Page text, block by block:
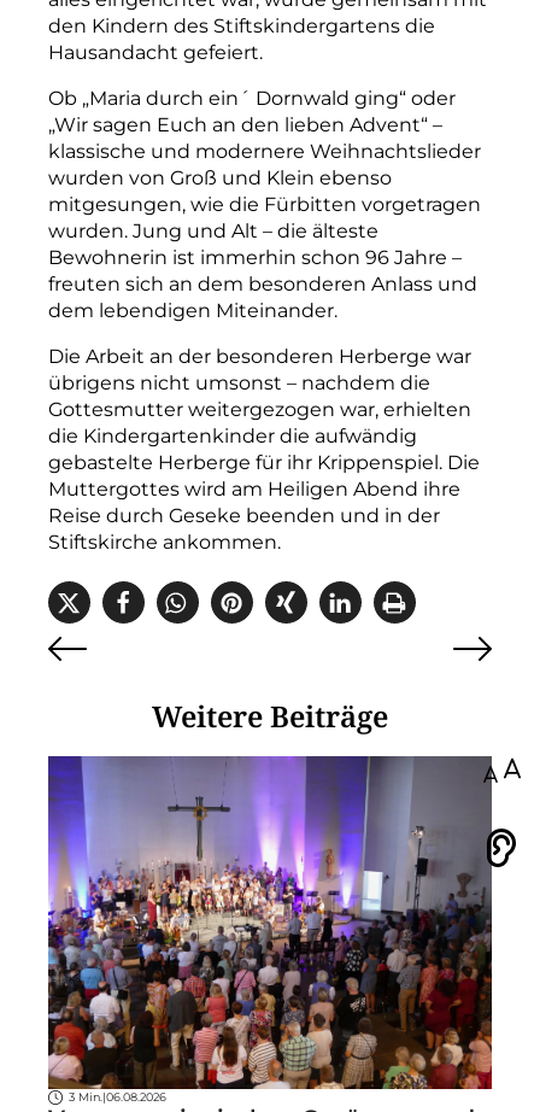
den Kindern des Stiftskindergartens die
Hausandacht gefeiert.
Ob „Maria durch ein´ Dornwald ging“ oder
„Wir sagen Euch an den lieben Advent“ –
klassische und modernere Weihnachtslieder
wurden von Groß und Klein ebenso
mitgesungen, wie die Fürbitten vorgetragen
wurden. Jung und Alt – die älteste
Bewohnerin ist immerhin schon 96 Jahre –
freuten sich an dem besonderen Anlass und
dem lebendigen Miteinander.
Die Arbeit an der besonderen Herberge war
übrigens nicht umsonst – nachdem die
Gottesmutter weitergezogen war, erhielten
die Kindergartenkinder die aufwändig
gebastelte Herberge für ihr Krippenspiel. Die
Muttergottes wird am Heiligen Abend ihre
Reise durch Geseke beenden und in der
Stiftskirche ankommen.
Weitere Beiträge
3 Min.| 06.08.2026
Vorlesen